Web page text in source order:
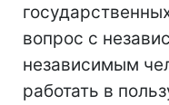
вопрос с
независимым
работать в